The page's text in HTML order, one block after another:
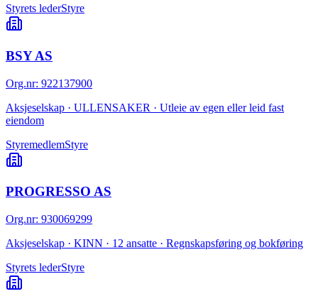
Styrets lederStyre
BSY AS
Org.nr: 922137900
Aksjeselskap · ULLENSAKER · Utleie av egen eller leid fast
eiendom
StyremedlemStyre
PROGRESSO AS
Org.nr: 930069299
Aksjeselskap · KINN · 12 ansatte · Regnskapsføring og bokføring
Styrets lederStyre